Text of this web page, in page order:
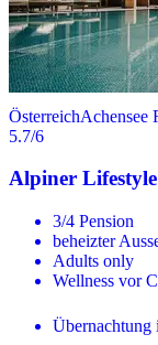
ÖsterreichAchensee
5.7/6
Alpiner Lifestyle
3/4 Pension
beheizter
Adults only
Wellness vor
Übernachtung